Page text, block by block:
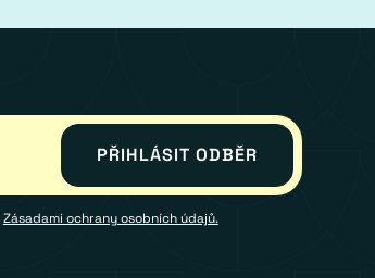
Zásadami ochrany osobních údajů.